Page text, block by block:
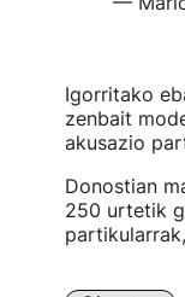
Igorritako
zenbait
akusazio
Donostian
250 urtetik